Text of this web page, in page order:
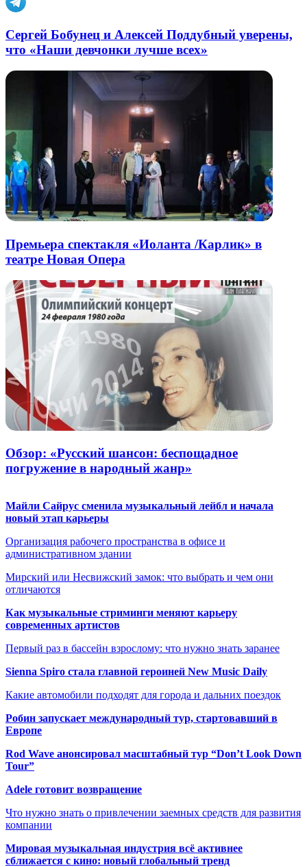
Сергей Бобунец и Алексей Поддубный уверены,
что «Наши девчонки лучше всех»
Премьера спектакля «Иоланта /Карлик» в
театре Новая Опера
Обзор: «Русский шансон: беспощадное
погружение в народный жанр»
Майли Сайрус сменила музыкальный лейбл и начала
новый этап карьеры
Организация рабочего пространства в офисе и
административном здании
Мирский или Несвижский замок: что выбрать и чем они
отличаются
Как музыкальные стриминги меняют карьеру
современных артистов
Первый раз в бассейн взрослому: что нужно знать заранее
Sienna Spiro стала главной героиней New Music Daily
Какие автомобили подходят для города и дальних поездок
Робин запускает международный тур, стартовавший в
Европе
Rod Wave анонсировал масштабный тур “Don’t Look Down
Tour”
Adele готовит возвращение
Что нужно знать о привлечении заемных средств для развития
компании
Мировая музыкальная индустрия всё активнее
сближается с кино: новый глобальный тренд